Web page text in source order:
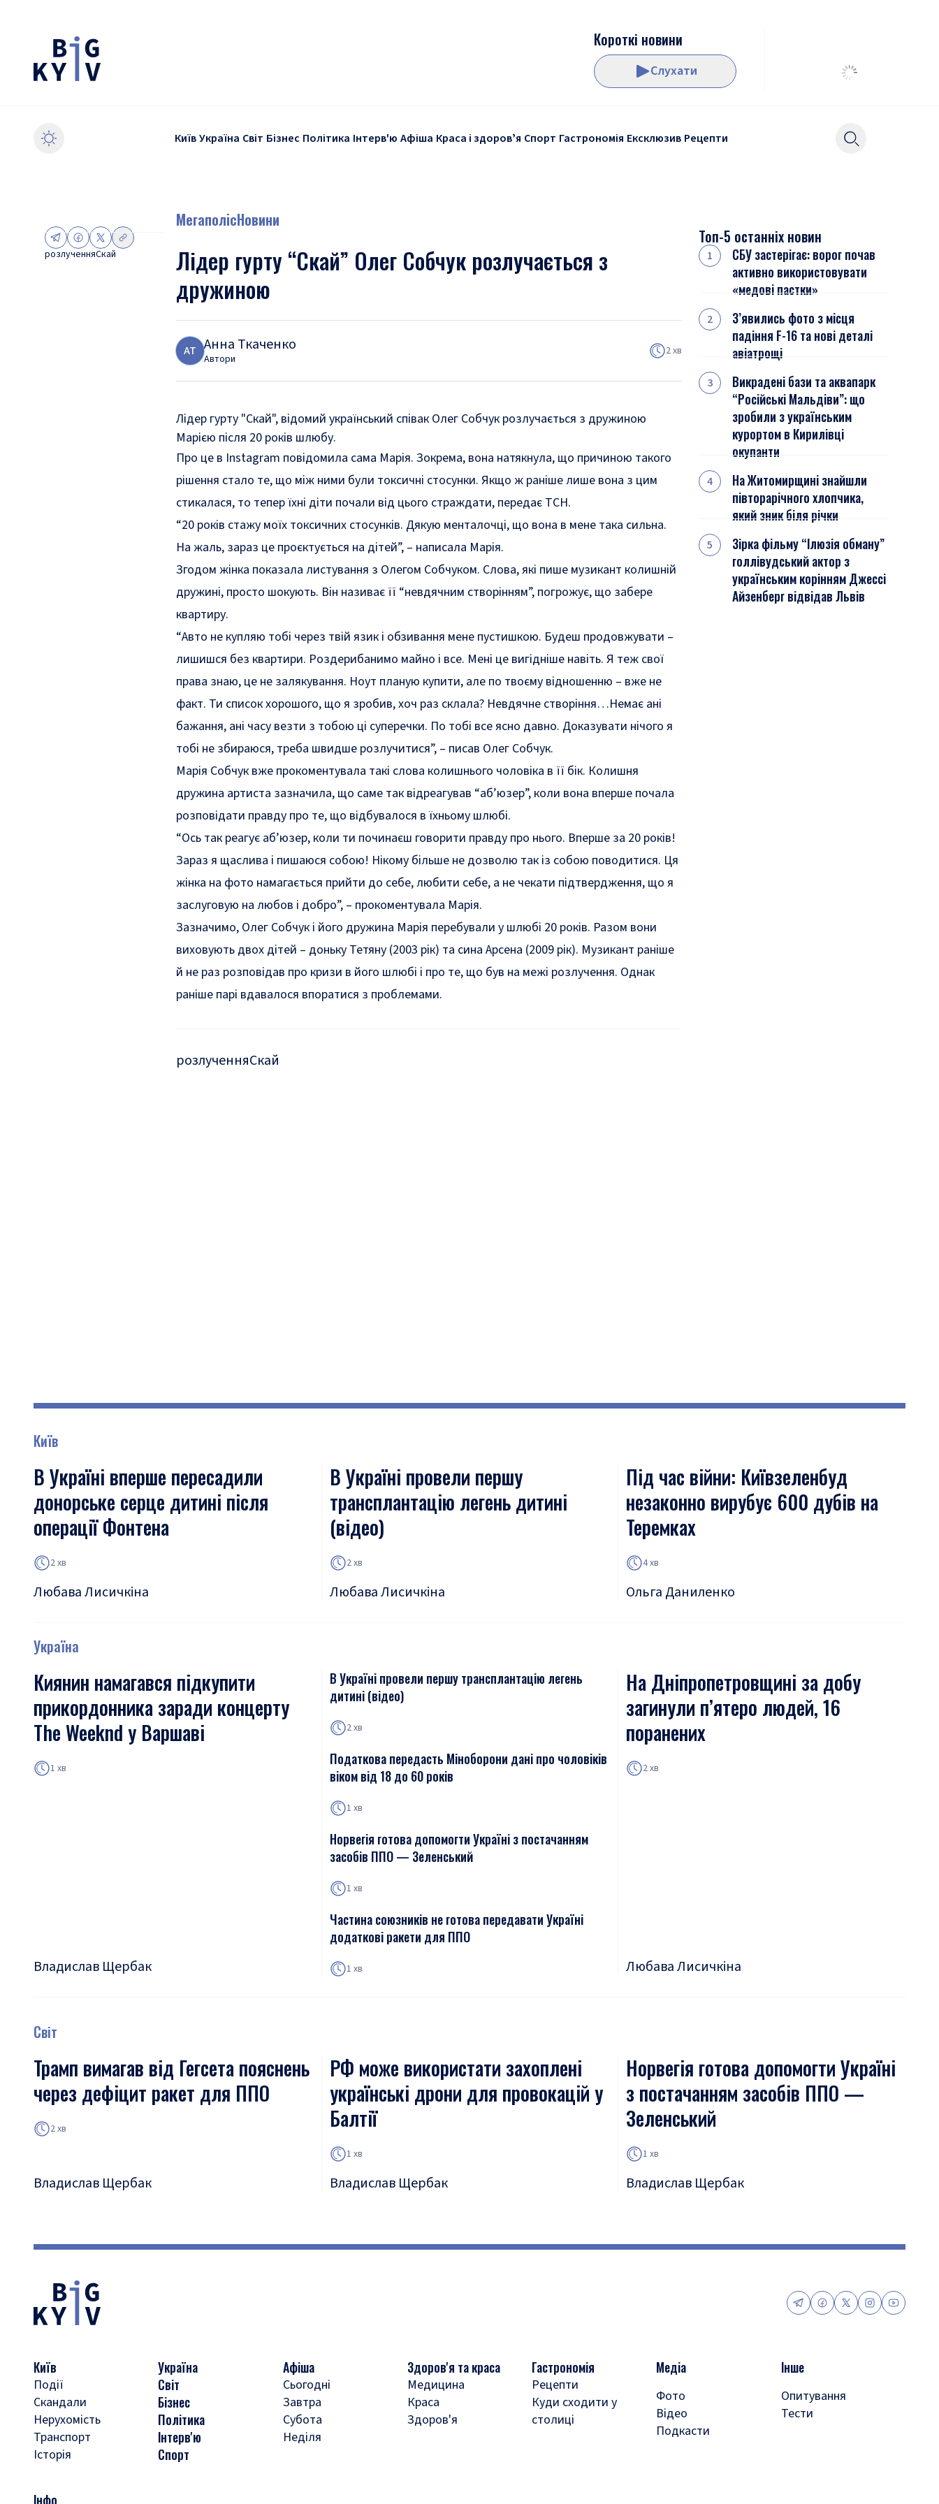
Короткі новини
Слухати
КиївУкраїна Світ Бізнес Політика Інтерв'ю Афіша Краса і здоровʼя Спорт Гастрономія Ексклюзив Рецепти
розлученняСкай
МегаполісНовини
Лідер гурту “Скай” Олег Собчук розлучається з
дружиною
АТ Анна Ткаченко
Автори
2 хв
Лідер гурту "Скай", відомий український співак Олег Собчук розлучається з дружиною
Марією після 20 років шлюбу.
Про це в Instagram повідомила сама Марія. Зокрема, вона натякнула, що причиною такого
рішення стало те, що між ними були токсичні стосунки. Якщо ж раніше лише вона з цим
стикалася, то тепер їхні діти почали від цього страждати, передає ТСН.
“20 років стажу моїх токсичних стосунків. Дякую менталочці, що вона в мене така сильна.
На жаль, зараз це проєктується на дітей”, – написала Марія.
Згодом жінка показала листування з Олегом Собчуком. Слова, які пише музикант колишній
дружині, просто шокують. Він називає її “невдячним створінням”, погрожує, що забере
квартиру.
“Авто не купляю тобі через твій язик і обзивання мене пустишкою. Будеш продовжувати –
лишишся без квартири. Роздерибанимо майно і все. Мені це вигідніше навіть. Я теж свої
права знаю, це не залякування. Ноут планую купити, але по твоєму відношенню – вже не
факт. Ти список хорошого, що я зробив, хоч раз склала? Невдячне створіння…Немає ані
бажання, ані часу везти з тобою ці суперечки. По тобі все ясно давно. Доказувати нічого я
тобі не збираюся, треба швидше розлучитися”, – писав Олег Собчук.
Марія Собчук вже прокоментувала такі слова колишнього чоловіка в її бік. Колишня
дружина артиста зазначила, що саме так відреагував “аб’юзер”, коли вона вперше почала
розповідати правду про те, що відбувалося в їхньому шлюбі.
“Ось так реагує аб’юзер, коли ти починаєш говорити правду про нього. Вперше за 20 років!
Зараз я щаслива і пишаюся собою! Нікому більше не дозволю так із собою поводитися. Ця
жінка на фото намагається прийти до себе, любити себе, а не чекати підтвердження, що я
заслуговую на любов і добро”, – прокоментувала Марія.
Зазначимо, Олег Собчук і його дружина Марія перебували у шлюбі 20 років. Разом вони
виховують двох дітей – доньку Тетяну (2003 рік) та сина Арсена (2009 рік). Музикант раніше
й не раз розповідав про кризи в його шлюбі і про те, що був на межі розлучення. Однак
раніше парі вдавалося впоратися з проблемами.
розлученняСкай
Топ-5 останніх новин
СБУ застерігає: ворог почав
активно використовувати
«медові пастки»
З’явились фото з місця
падіння F-16 та нові деталі
авіатрощі
Викрадені бази та аквапарк
“Російські Мальдіви”: що
зробили з українським
курортом в Кирилівці
окупанти
На Житомирщині знайшли
півторарічного хлопчика,
який зник біля річки
Зірка фільму “Ілюзія обману”
голлівудський актор з
українським корінням Джессі
Айзенберг відвідав Львів
Київ
В Україні вперше пересадили
донорське серце дитині після
операції Фонтена
2 хв
Любава Лисичкіна
В Україні провели першу
трансплантацію легень дитині
(відео)
2 хв
Любава Лисичкіна
Під час війни: Київзеленбуд
незаконно вирубує 600 дубів на
Теремках
4 хв
Ольга Даниленко
Україна
Киянин намагався підкупити
прикордонника заради концерту
The Weeknd у Варшаві
1 хв
Владислав Щербак
В Україні провели першу трансплантацію легень
дитині (відео)
2 хв
Податкова передасть Міноборони дані про чоловіків
віком від 18 до 60 років
1 хв
Норвегія готова допомогти Україні з постачанням
засобів ППО — Зеленський
1 хв
Частина союзників не готова передавати Україні
додаткові ракети для ППО
1 хв
На Дніпропетровщині за добу
загинули п’ятеро людей, 16
поранених
2 хв
Любава Лисичкіна
Світ
Трамп вимагав від Гегсета пояснень
через дефіцит ракет для ППО
2 хв
Владислав Щербак
РФ може використати захоплені
українські дрони для провокацій у
Балтії
1 хв
Владислав Щербак
Норвегія готова допомогти Україні
з постачанням засобів ППО —
Зеленський
1 хв
Владислав Щербак
Київ
Події
Скандали
Нерухомість
Транспорт
Історія
Україна
Світ
Бізнес
Політика
Інтерв'ю
Спорт
Афіша
Сьогодні
Завтра
Субота
Неділя
Здоров'я та краса
Медицина
Краса
Здоров'я
Гастрономія
Рецепти
Куди сходити у
столиці
Медіа
Фото
Відео
Подкасти
Інше
Опитування
Тести
Інфо